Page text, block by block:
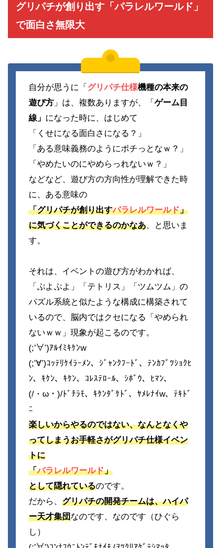
グリパチが創り出す「パラレルワールド」
で面白さ無限大
自分が思うに「 グリパチ仕様機種の本来の
遊び方」は、複数ありますが、「 ゲーム目
線」 になった時に、はじめて
「くせになる面白さになる？」
「ある意味義務のようにポチっとなｗ？」
「やめたいのにやめらっれないｗ？」
などなど、遊び方の方向性が理解できた時
に、ある意味の
「グリパチが創り出すパラレルワールド」
に気づくことができるのかなあ、と思いま
す。
それは、イベントの遊び方がわかれば、
「ぷよぷよ」「テトリス」「ツムツム」の
パズル系統と似たような構成に構築されて
いるので、脳内ではクセになる「やめられ
ないｗｗ」現象が起こるのです。
(;’∀’)ｱﾙｲﾐｷｹﾝw
(;’∀’)ｺｯﾃﾘｹｲﾗｰﾒﾝ、ｼﾞｬﾝｸﾌｰﾄﾞ、ﾃﾝｶﾌﾞﾂｼｮｸﾋ
ﾝ、ｷｹﾝ、ｷｹﾝ、ｺﾚｽﾃﾛｰﾙ、ｼﾎﾞｳ、ﾋﾏﾝ、
(/・ω・)/ﾄﾞﾁﾗﾓ、ｷｹﾝﾀﾞｹﾄﾞ、ﾔﾒﾚﾅｲw、ﾃｷﾄﾞ
ﾆ
楽しいからやるのではない、なんとなくや
ってしまうお手軽さがグリパチ仕様イベン
トに
「パラレルワールド」
として隠れているのです。
だから、 グリパチの開発チームは、ハイパ
ー天才集団なのです、なのです（ひぐら
し）